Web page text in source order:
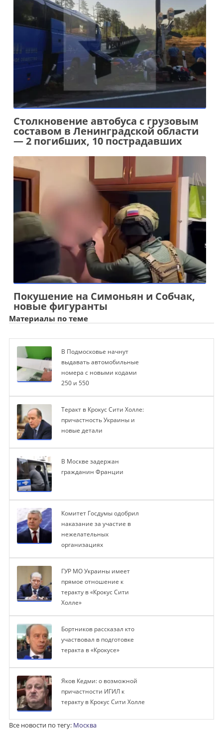
Столкновение автобуса с грузовым
составом в Ленинградской области
— 2 погибших, 10 пострадавших
Покушение на Симоньян и Собчак,
новые фигуранты
Материалы по теме
В Подмосковье начнут
выдавать автомобильные
номера с новыми кодами
250 и 550
Теракт в Крокус Сити Холле:
причастность Украины и
новые детали
В Москве задержан
гражданин Франции
Комитет Госдумы одобрил
наказание за участие в
нежелательных
организациях
ГУР МО Украины имеет
прямое отношение к
теракту в «Крокус Сити
Холле»
Бортников рассказал кто
участвовал в подготовке
теракта в «Крокусе»
Яков Кедми: о возможной
причастности ИГИЛ к
теракту в Крокус Сити Холле
Все новости по тегу: Москва